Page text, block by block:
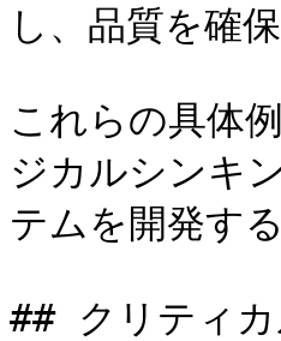
し、品質を確保
これらの具体
ジカルシンキ
テムを開発す
## クリティカ